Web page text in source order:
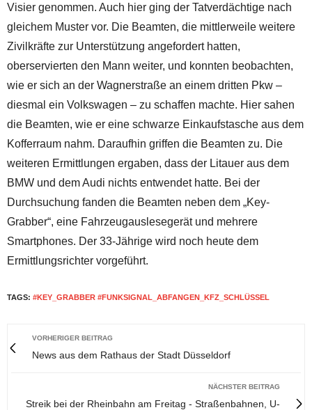
Visier genommen. Auch hier ging der Tatverdächtige nach
gleichem Muster vor. Die Beamten, die mittlerweile weitere
Zivilkräfte zur Unterstützung angefordert hatten,
oberservierten den Mann weiter, und konnten beobachten,
wie er sich an der Wagnerstraße an einem dritten Pkw –
diesmal ein Volkswagen – zu schaffen machte. Hier sahen
die Beamten, wie er eine schwarze Einkaufstasche aus dem
Kofferraum nahm. Daraufhin griffen die Beamten zu. Die
weiteren Ermittlungen ergaben, dass der Litauer aus dem
BMW und dem Audi nichts entwendet hatte. Bei der
Durchsuchung fanden die Beamten neben dem „Key-
Grabber“, eine Fahrzeugauslesegerät und mehrere
Smartphones. Der 33-Jährige wird noch heute dem
Ermittlungsrichter vorgeführt.
TAGS: #KEY_GRABBER #FUNKSIGNAL_ABFANGEN_KFZ_SCHLÜSSEL
VORHERIGER BEITRAG
News aus dem Rathaus der Stadt Düsseldorf
NÄCHSTER BEITRAG
Streik bei der Rheinbahn am Freitag - Straßenbahnen, U-